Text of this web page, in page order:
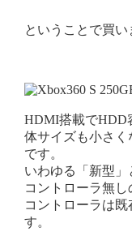
ということで買い
HDMI搭載でHDD
体サイズも小さ
です。
いわゆる「新型」
コントローラ無し
コントローラは
す。